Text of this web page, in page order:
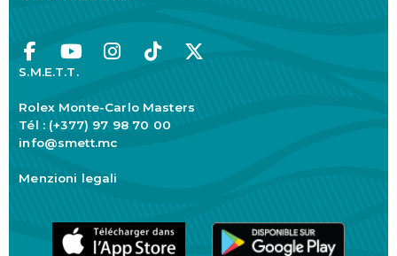
S.M.E.T.T.
Rolex Monte-Carlo Masters
Tél : (+377) 97 98 70 00
info@smett.mc
Menzioni legali